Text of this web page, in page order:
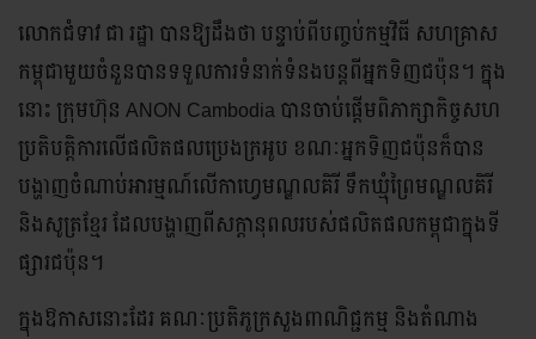
លោកជំទាវ ជា រដ្ឋា បានឱ្យដឹងថា បន្ទាប់ពីបញ្ចប់កម្មវិធី សហគ្រាស​
កម្ពុជាមួយចំនួនបានទទួលការទំនាក់ទំនងបន្តពីអ្នកទិញ​ជប៉ុន។ ក្នុង
នោះ ក្រុមហ៊ុន ANON Cambodia បានចាប់ផ្តើមពិភាក្សាកិច្ច​សហ​
ប្រតិបត្តិការលើផលិតផលប្រេងក្រអូប ខណៈអ្នក​ទិញជប៉ុន​ក៏បាន
បង្ហាញចំណាប់អារម្មណ៍លើកាហ្វេមណ្ឌលគិរី ទឹកឃ្មុំព្រៃ​មណ្ឌលគិរី
និងសូត្រខ្មែរ ដែលបង្ហាញពីសក្តានុពល​របស់ផលិតផល​កម្ពុជាក្នុងទី
ផ្សារជប៉ុន។
ក្នុងឱកាសនោះដែរ គណៈប្រតិភូក្រសួងពាណិជ្ជកម្ម និងតំណាង​